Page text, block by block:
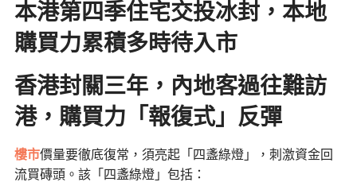
本港第四季住宅交投冰封，本地
購買力累積多時待入市
香港封關三年，內地客過往難訪
港，購買力「報復式」反彈
樓市價量要徹底復常，須亮起「四盞綠燈」，刺激資金回
流買磚頭。該「四盞綠燈」包括：